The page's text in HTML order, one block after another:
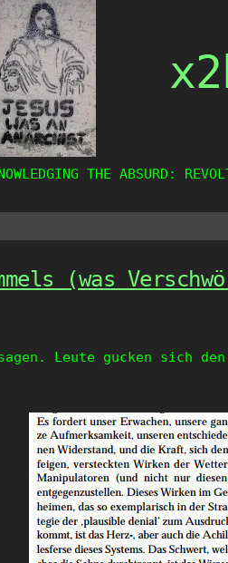
THE ABSURD:
(was
Leute gucken sich den